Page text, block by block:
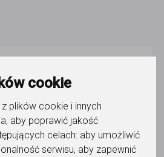
cookie
plików cookie i innych
aby poprawić jakość
celach: aby umożliwić
serwisu, aby zapewnić
kontaktu